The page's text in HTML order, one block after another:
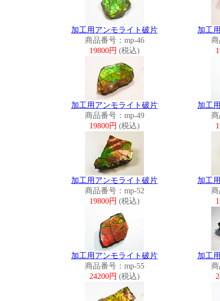
加工用アンモライト破片
商品番号：mp-46
19800円 (税込)
加工
加工用アンモライト破片
商品番号：mp-49
19800円 (税込)
加工
加工用アンモライト破片
商品番号：mp-52
19800円 (税込)
加工
加工用アンモライト破片
商品番号：mp-55
24200円 (税込)
加工